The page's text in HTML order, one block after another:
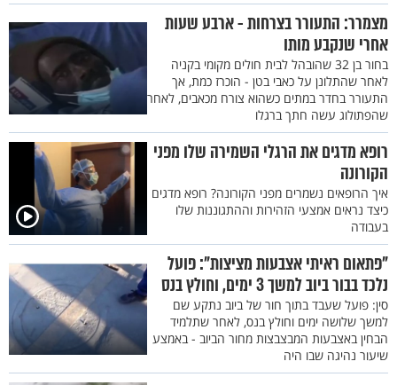
מצמרר: התעורר בצרחות - ארבע שעות
אחרי שנקבע מותו
בחור בן 32 שהובהל לבית חולים מקומי בקניה
לאחר שהתלונן על כאבי בטן - הוכרז כמת, אך
התעורר בחדר במתים כשהוא צורח מכאבים, לאחר
שהפתולוג עשה חתך ברגלו
רופא מדגים את הרגלי השמירה שלו מפני
הקורונה
איך הרופאים נשמרים מפני הקורונה? רופא מדגים
כיצד נראים אמצעי הזהירות וההתגוננות שלו
בעבודה
"פתאום ראיתי אצבעות מציצות": פועל
נלכד בבור ביוב למשך 3 ימים, וחולץ בנס
סין: פועל שעבד בתוך חור של ביוב נתקע שם
למשך שלושה ימים וחולץ בנס, לאחר שתלמיד
הבחין באצבעות המבצבצות מחור הביוב - באמצע
שיעור נהיגה שבו היה